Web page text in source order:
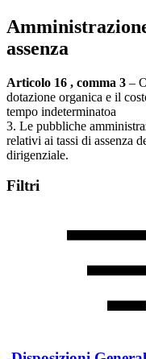
assenza
Articolo 16 , comma 3 –
dotazione organica e il
tempo indeterminatoa
3. Le pubbliche
relativi ai tassi di assenza
dirigenziale.
Filtri